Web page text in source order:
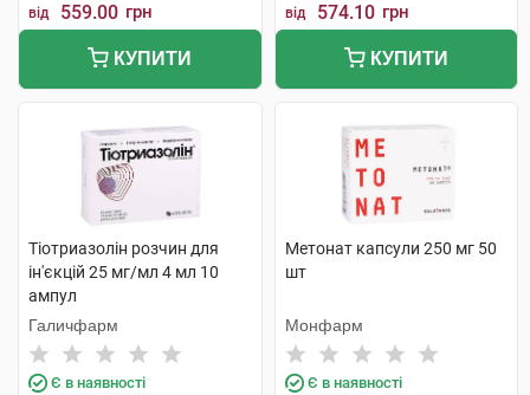
від 559.00 грн
КУПИТИ
від 574.10 грн
КУПИТИ
Тіотриазолін розчин для
ін'єкцій 25 мг/мл 4 мл 10
ампул
Галичфарм
Є в наявності
Метонат капсули 250 мг 50
шт
Монфарм
Є в наявності